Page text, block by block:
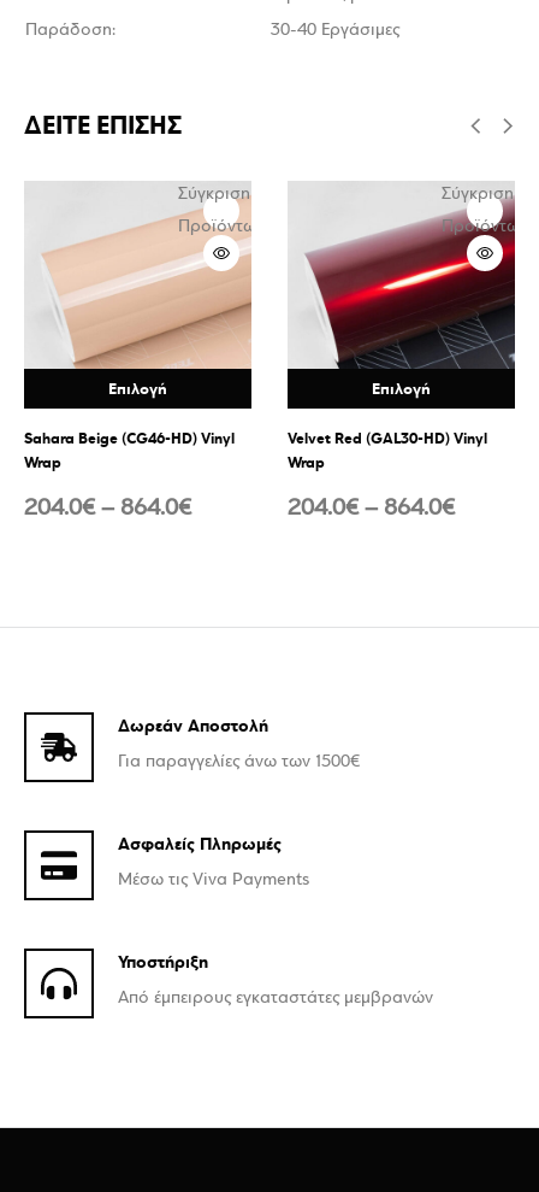
Παράδοση:
30-40 Εργάσιμες
ΔΕΙΤΕ ΕΠΙΣΗΣ
Επιλογή
Σύγκριση
Προϊόντων
Sahara Beige (CG46-HD) Vinyl
Wrap
204.0€– 864.0€
Επιλογή
Σύγκριση
Προϊόντων
Velvet Red (GAL30-HD) Vinyl
Wrap
204.0€– 864.0€
Δωρεάν Αποστολή
Για παραγγελίες άνω των 1500€
Ασφαλείς Πληρωμές
Μέσω τις Viva Payments
Υποστήριξη
Από έμπειρους εγκαταστάτες μεμβρανών